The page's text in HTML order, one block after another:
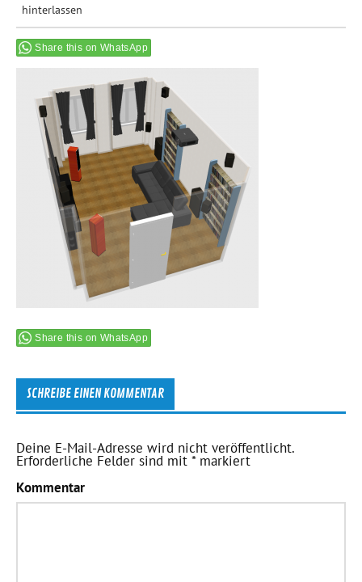
hinterlassen
Share this on WhatsApp
Share this on WhatsApp
SCHREIBE EINEN KOMMENTAR
Deine E-Mail-Adresse wird nicht veröffentlicht.
Erforderliche Felder sind mit*markiert
Kommentar